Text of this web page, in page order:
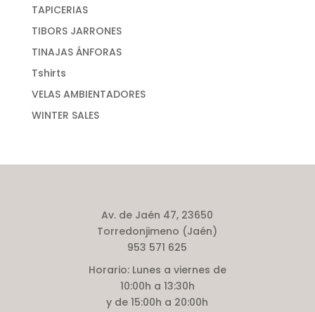
TAPICERIAS
TIBORS JARRONES
TINAJAS ÁNFORAS
Tshirts
VELAS AMBIENTADORES
WINTER SALES
Av. de Jaén 47, 23650
Torredonjimeno (Jaén)
953 571 625
Horario:Lunes a viernes de
10:00h a 13:30h
y de 15:00h a 20:00h